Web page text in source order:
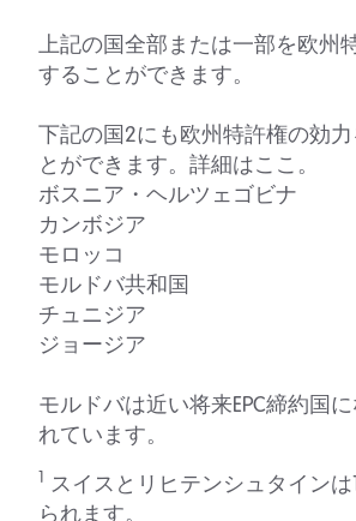
上記の国全部または一部を欧州
することができます。
下記の国2にも欧州特許権の効
とができます。詳細はここ。
ボスニア・ヘルツェゴビナ
カンボジア
モロッコ
モルドバ共和国
チュニジア
ジョージア
モルドバは近い将来EPC締約国
れています。
スイスとリヒテンシュタインは
られます。